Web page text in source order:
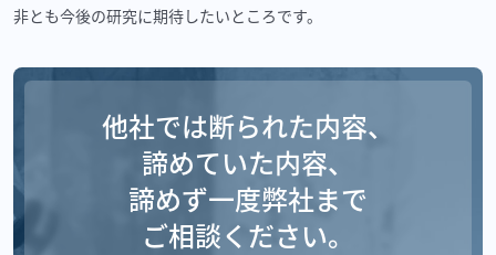
非とも今後の研究に期待したいところです。
他社では断られた内容、
諦めていた内容、
諦めず一度弊社まで
ご相談ください。